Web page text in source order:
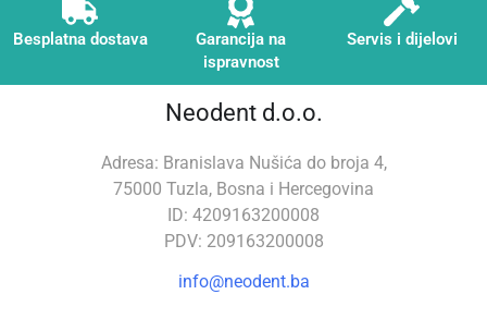
Besplatna dostava
Garancija na
ispravnost
Servis i dijelovi
Neodent d.o.o.
Adresa: Branislava Nušića do broja 4,
75000 Tuzla, Bosna i Hercegovina
ID: 4209163200008
PDV: 209163200008
info@neodent.ba